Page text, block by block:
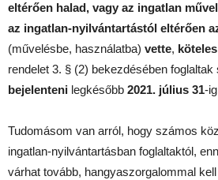
eltérően halad, vagy az ingatlan
az ingatlan-nyilvántartástól eltérően
(művelésbe, használatba) vette, köteles
rendelet 3. § (2) bekezdésében
bejelenteni legkésőbb 2021. július 31-
Tudomásom van arról, hogy számos
ingatlan-nyilvántartásban foglaltaktól,
várhat tovább, hangyaszorgalommal